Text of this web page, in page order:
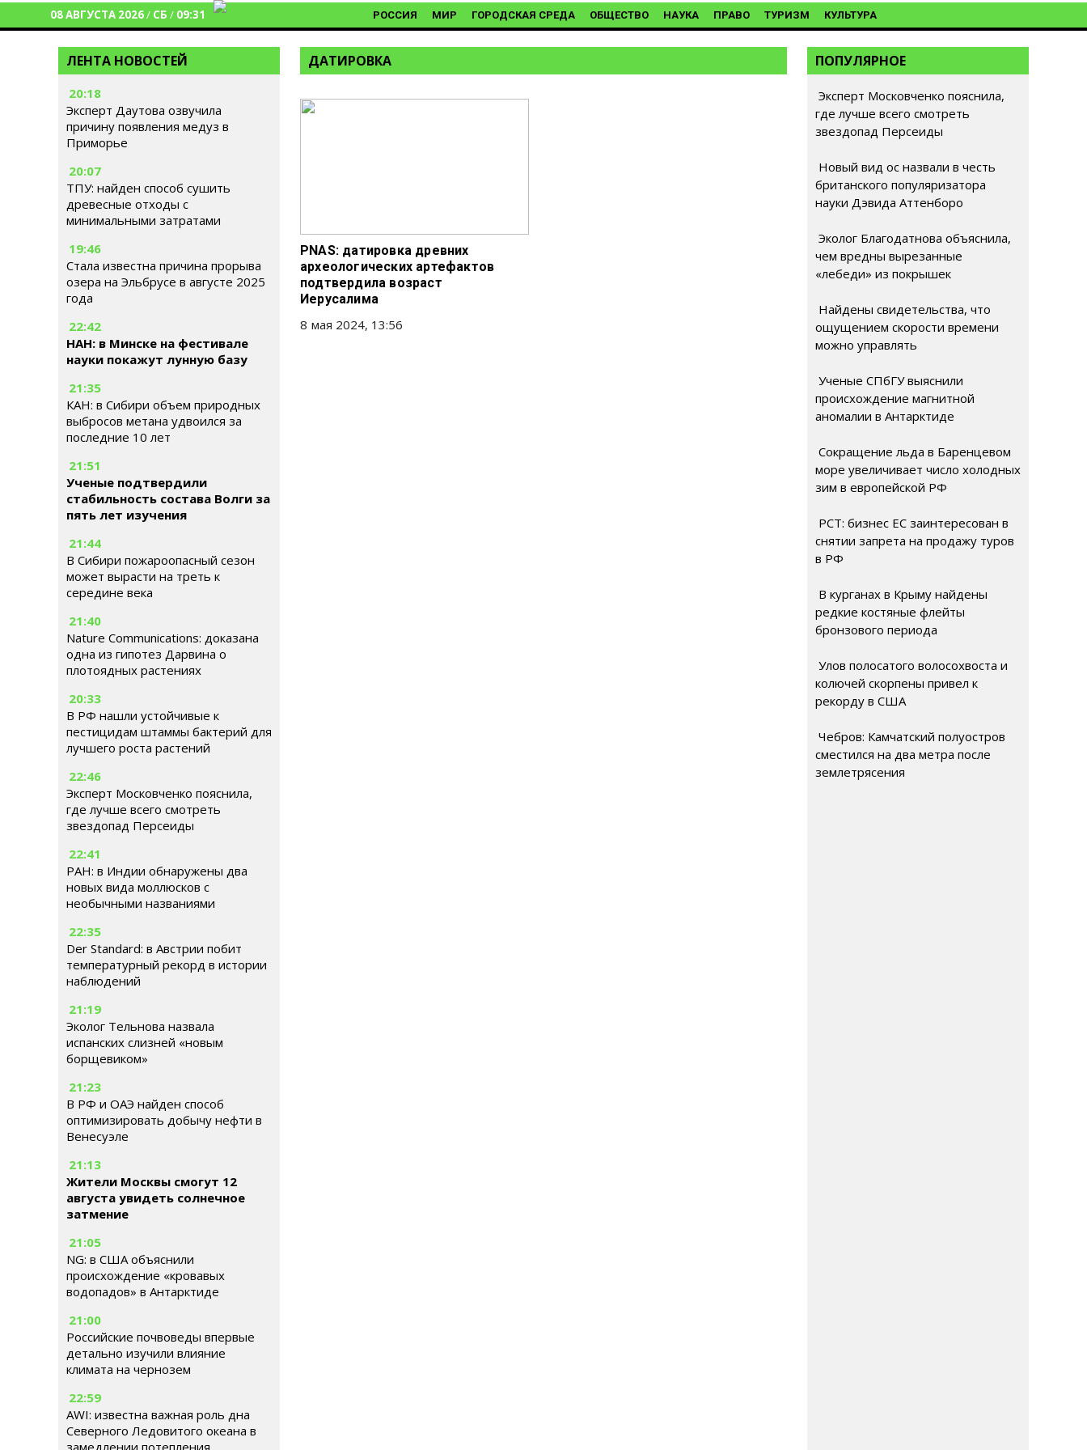
08 АВГУСТА 2026/ СБ / 09:31 РОССИЯ МИР ГОРОДСКАЯ СРЕДА ОБЩЕСТВО НАУКА ПРАВО ТУРИЗМ КУЛЬТУРА
ЛЕНТА НОВОСТЕЙ
20:18
Эксперт Даутова озвучила
причину появления медуз в
Приморье
20:07
ТПУ: найден способ сушить
древесные отходы с
минимальными затратами
19:46
Стала известна причина прорыва
озера на Эльбрусе в августе 2025
года
22:42
НАН: в Минске на фестивале
науки покажут лунную базу
21:35
КАН: в Сибири объем природных
выбросов метана удвоился за
последние 10 лет
21:51
Ученые подтвердили
стабильность состава Волги за
пять лет изучения
21:44
В Сибири пожароопасный сезон
может вырасти на треть к
середине века
21:40
Nature Communications: доказана
одна из гипотез Дарвина о
плотоядных растениях
20:33
В РФ нашли устойчивые к
пестицидам штаммы бактерий для
лучшего роста растений
22:46
Эксперт Московченко пояснила,
где лучше всего смотреть
звездопад Персеиды
22:41
РАН: в Индии обнаружены два
новых вида моллюсков с
необычными названиями
22:35
Der Standard: в Австрии побит
температурный рекорд в истории
наблюдений
21:19
Эколог Тельнова назвала
испанских слизней «новым
борщевиком»
21:23
В РФ и ОАЭ найден способ
оптимизировать добычу нефти в
Венесуэле
21:13
Жители Москвы смогут 12
августа увидеть солнечное
затмение
21:05
NG: в США объяснили
происхождение «кровавых
водопадов» в Антарктиде
21:00
Российские почвоведы впервые
детально изучили влияние
климата на чернозем
22:59
AWI: известна важная роль дна
Северного Ледовитого океана в
замедлении потепления
ДАТИРОВКА
PNAS: датировка древних
археологических артефактов
подтвердила возраст
Иерусалима
8 мая 2024, 13:56
ПОПУЛЯРНОЕ
Эксперт Московченко пояснила,
где лучше всего смотреть
звездопад Персеиды
Новый вид ос назвали в честь
британского популяризатора
науки Дэвида Аттенборо
Эколог Благодатнова объяснила,
чем вредны вырезанные
«лебеди» из покрышек
Найдены свидетельства, что
ощущением скорости времени
можно управлять
Ученые СПбГУ выяснили
происхождение магнитной
аномалии в Антарктиде
Сокращение льда в Баренцевом
море увеличивает число холодных
зим в европейской РФ
РСТ: бизнес ЕС заинтересован в
снятии запрета на продажу туров
в РФ
В курганах в Крыму найдены
редкие костяные флейты
бронзового периода
Улов полосатого волосохвоста и
колючей скорпены привел к
рекорду в США
Чебров: Камчатский полуостров
сместился на два метра после
землетрясения